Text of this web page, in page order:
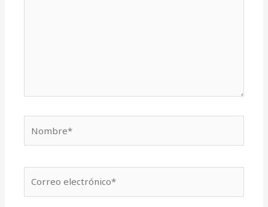
electrónico*